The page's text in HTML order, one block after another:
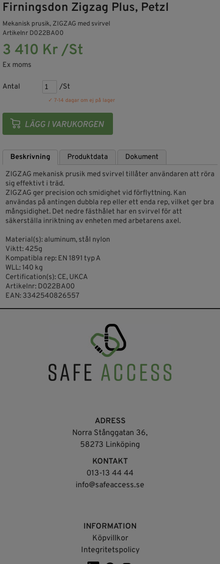
Firningsdon Zigzag Plus, Petzl
Mekanisk prusik, ZIGZAG med svirvel
Artikelnr D022BA00
3 410 Kr /St
Ex moms
Antal /St
✓ 7-14 dagar om ej på lager
Beskrivning Produktdata
Dokument
ZIGZAG mekanisk prusik med svirvel tillåter användaren att röra
sig effektivt i träd.
ZIGZAG ger precision och smidighet vid förflyttning. Kan
användas på antingen dubbla rep eller ett enda rep, vilket ger bra
mångsidighet. Det nedre fästhålet har en svirvel för att
säkerställa inriktning av enheten med arbetarens axel.
Material(s): aluminum, stål nylon
Viktt: 425g
Kompatibla rep: EN 1891 typ A
WLL: 140 kg
Certification(s): CE, UKCA
Artikelnr: D022BA00
EAN: 3342540826557
ADRESS
Norra Stånggatan 36,
58273 Linköping
KONTAKT
013-13 44 44
info@safeaccess.se
INFORMATION
Köpvillkor
Integritetspolicy